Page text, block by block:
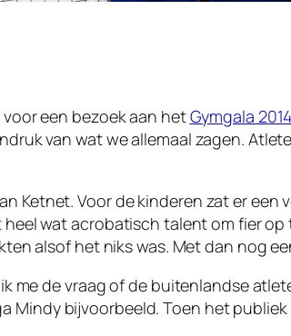
een bezoek aan hetGymgala 2014
van wat we allemaal zagen.
Ketnet. Voor de kinderen zat er een
wat acrobatisch talent om fier op
alsof het niks was. Met dan nog
me de vraag of de buitenlandse
Mindy bijvoorbeeld. Toen het